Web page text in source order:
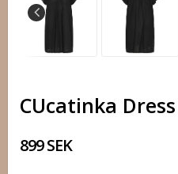
CUcatinka
899 SEK